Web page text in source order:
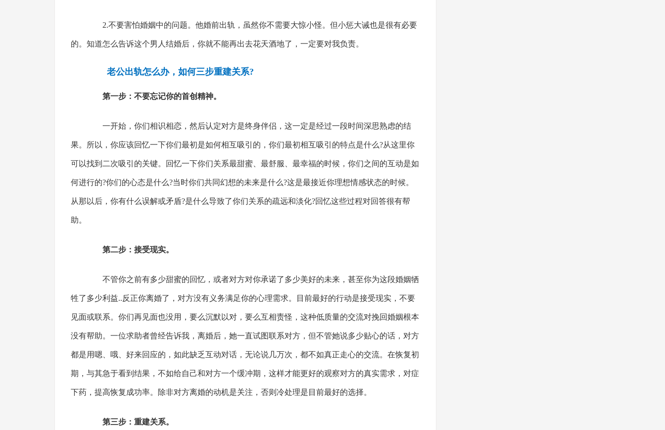
2.不要害怕婚姻中的问题。他婚前出轨，虽然你不需要大惊小怪。但小惩大诫也是很有必要
的。知道怎么告诉这个男人结婚后，你就不能再出去花天酒地了，一定要对我负责。
老公出轨怎么办，如何三步重建关系?
第一步：不要忘记你的首创精神。
一开始，你们相识相恋，然后认定对方是终身伴侣，这一定是经过一段时间深思熟虑的结
果。所以，你应该回忆一下你们最初是如何相互吸引的，你们最初相互吸引的特点是什么?从这里你
可以找到二次吸引的关键。回忆一下你们关系最甜蜜、最舒服、最幸福的时候，你们之间的互动是如
何进行的?你们的心态是什么?当时你们共同幻想的未来是什么?这是最接近你理想情感状态的时候。
从那以后，你有什么误解或矛盾?是什么导致了你们关系的疏远和淡化?回忆这些过程对回答很有帮
助。
第二步：接受现实。
不管你之前有多少甜蜜的回忆，或者对方对你承诺了多少美好的未来，甚至你为这段婚姻牺
牲了多少利益..反正你离婚了，对方没有义务满足你的心理需求。目前最好的行动是接受现实，不要
见面或联系。你们再见面也没用，要么沉默以对，要么互相责怪，这种低质量的交流对挽回婚姻根本
没有帮助。一位求助者曾经告诉我，离婚后，她一直试图联系对方，但不管她说多少贴心的话，对方
都是用嗯、哦、好来回应的，如此缺乏互动对话，无论说几万次，都不如真正走心的交流。在恢复初
期，与其急于看到结果，不如给自己和对方一个缓冲期，这样才能更好的观察对方的真实需求，对症
下药，提高恢复成功率。除非对方离婚的动机是关注，否则冷处理是目前最好的选择。
第三步：重建关系。